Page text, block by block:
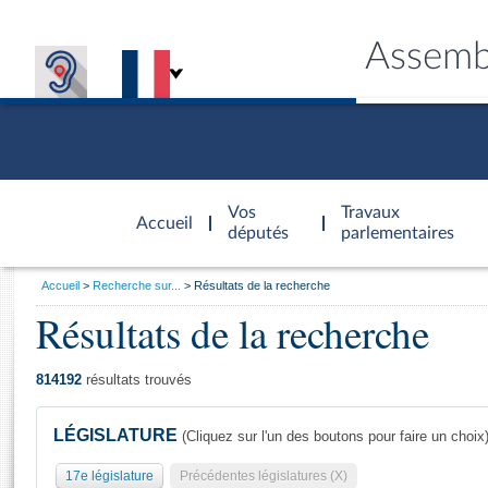
Accueil
d'accueil
Vos
députés
Travaux
parlementaires
Général
Vous
Accueil Recherche sur... Résultats de la recherche
Résultats de la recherche
814192 résultats trouvés
LÉGISLATURE (Cliquez sur l'un des boutons pour faire un choix)
17e législature Précédentes législatures (X)